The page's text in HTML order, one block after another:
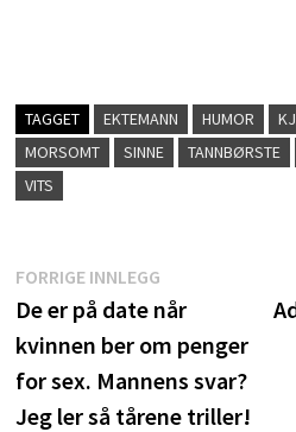
TAGGET EKTEMANN HUMOR
MORSOMT
SINNE TANNBØRSTE
VITS
Innleggsnavigasjon
FORRIGE INNLEGGForrige
innlegg:
De er på date når
kvinnen ber om penger
for sex. Mannens svar?
Jeg ler så tårene triller!